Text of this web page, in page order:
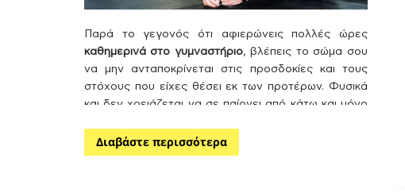
Παρά το γεγονός ότι αφιερώνεις πολλές ώρες
καθημερινά στο γυμναστήριο, βλέπεις το σώμα σου
να μην ανταποκρίνεται στις προσδοκίες και τους
στόχους που είχες θέσει εκ των προτέρων. Φυσικά
και δεν χρειάζεται να σε παίρνει από κάτω και μόνο
αξίζουν πολλά συγχαρητήρια. Ωστόσο, διαβάζοντας
αυτό το άρθρο ίσως αλλάξεις ορισμένα πράγματα,
Διαβάστε περισσότερα